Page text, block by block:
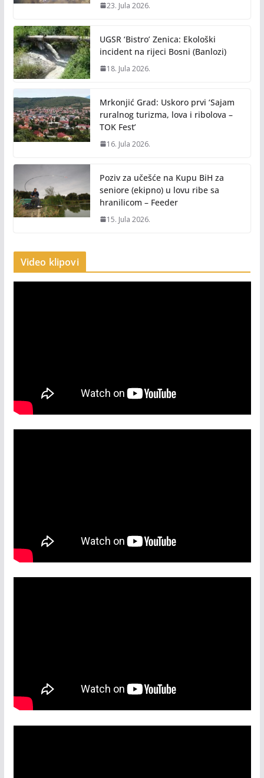
23. Jula 2026.
UGSR ‘Bistro’ Zenica: Ekološki
incident na rijeci Bosni (Banlozi)
18. Jula 2026.
Mrkonjić Grad: Uskoro prvi ‘Sajam
ruralnog turizma, lova i ribolova –
TOK Fest’
16. Jula 2026.
Poziv za učešće na Kupu BiH za
seniore (ekipno) u lovu ribe sa
hranilicom – Feeder
15. Jula 2026.
Video klipovi